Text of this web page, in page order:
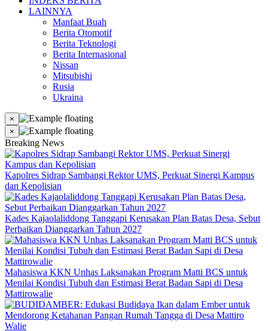
LAINNYA
Manfaat Buah
Berita Otomotif
Berita Teknologi
Berita Internasional
Nissan
Mitsubishi
Rusia
Ukraina
×
×
Breaking News
Kapolres Sidrap Sambangi Rektor UMS, Perkuat Sinergi Kampus
dan Kepolisian
Kades Kajaolaliddong Tanggapi Kerusakan Plan Batas Desa, Sebut
Perbaikan Dianggarkan Tahun 2027
Mahasiswa KKN Unhas Laksanakan Program Matti BCS untuk
Menilai Kondisi Tubuh dan Estimasi Berat Badan Sapi di Desa
Mattirowalie